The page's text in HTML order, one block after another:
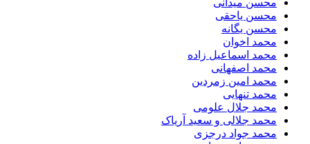
محسن میدانی
محسن یاحقی
محسن یگانه
محمد اخوان
محمد اسماعیل زاده
محمد اصفهانی
محمد امین زمردین
محمد تنهایی
محمد جلال علومی
محمد جلالی و سعید آریاک
محمد جواد درجزی